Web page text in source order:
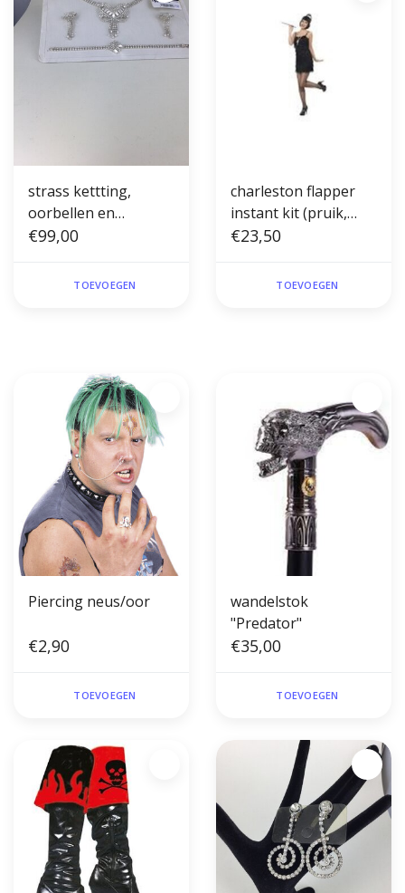
strass kettting,
oorbellen en
armband
€99,00
TOEVOEGEN
charleston flapper
instant kit (pruik,
ketting, hoofdband
€23,50
TOEVOEGEN
Piercing neus/oor
€2,90
TOEVOEGEN
wandelstok
"Predator"
€35,00
TOEVOEGEN